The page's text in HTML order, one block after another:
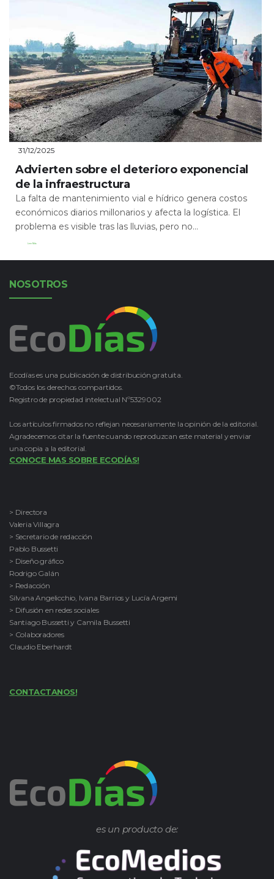
31/12/2025
Advierten sobre el deterioro exponencial
de la infraestructura
La falta de mantenimiento vial e hídrico genera costos
económicos diarios millonarios y afecta la logística. El
problema es visible tras las lluvias, pero no...
Leer Más
NOSOTROS
Ecodías es una publicación de distribución gratuita.
©Todos los derechos compartidos.
Registro de propiedad intelectual Nº5329002
Los artículos firmados no reflejan necesariamente la opinión de la editorial.
Agradecemos citar la fuente cuando reproduzcan este material y enviar
una copia a la editorial.
CONOCE MAS SOBRE ECODÍAS!
> Directora
Valeria Villagra
> Secretario de redacción
Pablo Bussetti
> Diseño gráfico
Rodrigo Galán
> Redacción
Silvana Angelicchio, Ivana Barrios y Lucía Argemi
> Difusión en redes sociales
Santiago Bussetti y Camila Bussetti
> Colaboradores
Claudio Eberhardt
CONTACTANOS!
es un producto de: